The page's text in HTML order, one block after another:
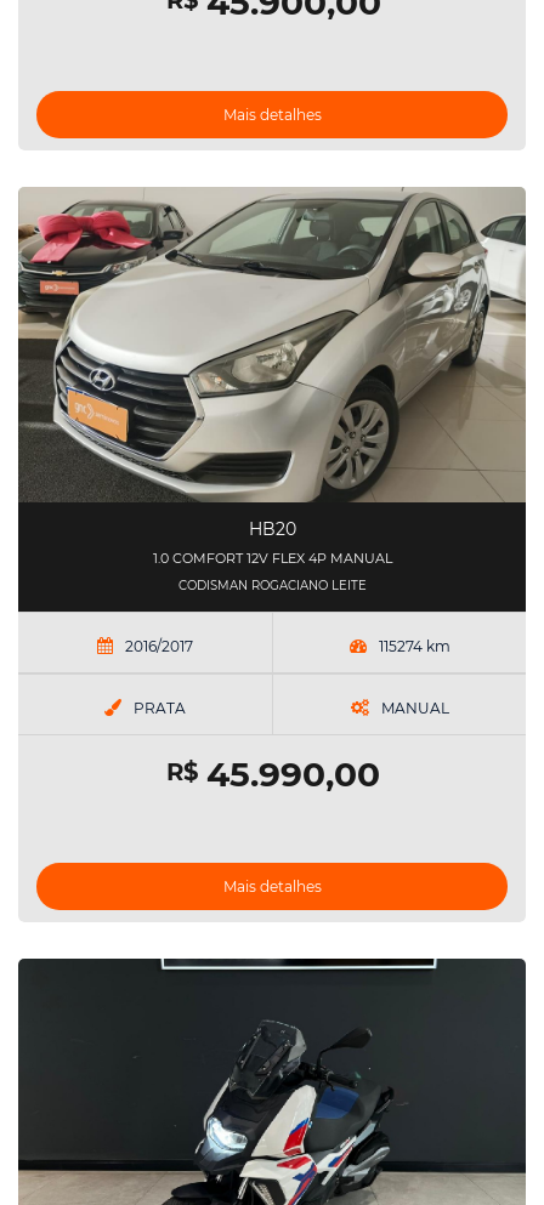
Mais detalhes
HB20
1.0 COMFORT 12V FLEX 4P MANUAL
CODISMAN ROGACIANO LEITE
2016/2017 115274 km
PRATA MANUAL
R$45.990,00
Mais detalhes